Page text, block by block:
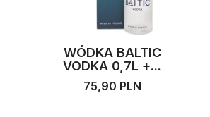
WÓDKA BALTIC
VODKA 0,7L +...
75,90 PLN